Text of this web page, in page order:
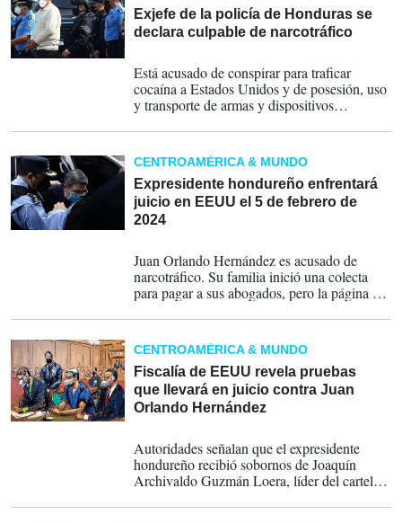
Exjefe de la policía de Honduras se
declara culpable de narcotráfico
Está acusado de conspirar para traficar
cocaína a Estados Unidos y de posesión, uso
y transporte de armas y dispositivos
CENTROAMÉRICA & MUNDO
Expresidente hondureño enfrentará
juicio en EEUU el 5 de febrero de
2024
Juan Orlando Hernández es acusado de
narcotráfico. Su familia inició una colecta
para pagar a sus abogados, pero la página fue
más tiempo para poder defenderse.
CENTROAMÉRICA & MUNDO
Fiscalía de EEUU revela pruebas
que llevará en juicio contra Juan
Orlando Hernández
Autoridades señalan que el expresidente
hondureño recibió sobornos de Joaquín
Archivaldo Guzmán Loera, líder del cartel de
Estados Unidos.